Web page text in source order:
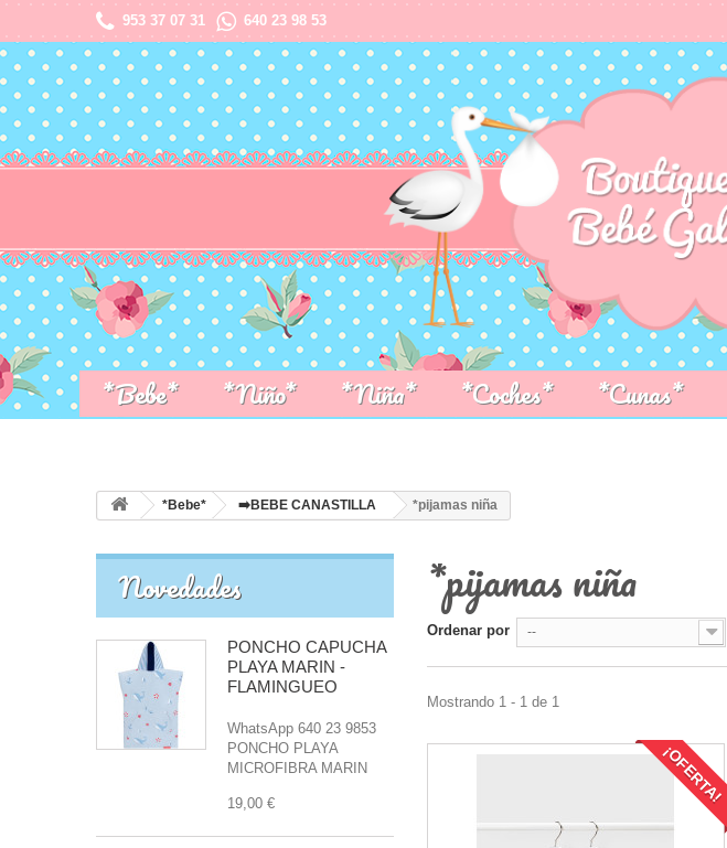
953 37 07 31 640 23 98 53
*Bebe* *Niño* *Niña* *Coches* *Cunas*
*Bebe* ➡️BEBE CANASTILLA *pijamas niña
Novedades
PONCHO CAPUCHA
PLAYA MARIN -
FLAMINGUEO
WhatsApp 640 23 9853
PONCHO PLAYA
MICROFIBRA MARIN
19,00 €
*pijamas niña
Ordenar por --
Mostrando 1 - 1 de 1
¡OFERTA!